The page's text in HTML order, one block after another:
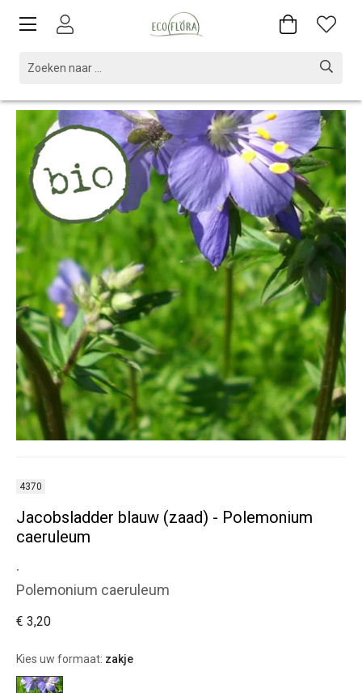
4370
Jacobsladder blauw (zaad) - Polemonium
caeruleum
.
Polemonium caeruleum
€ 3,20
Kies uw formaat: zakje